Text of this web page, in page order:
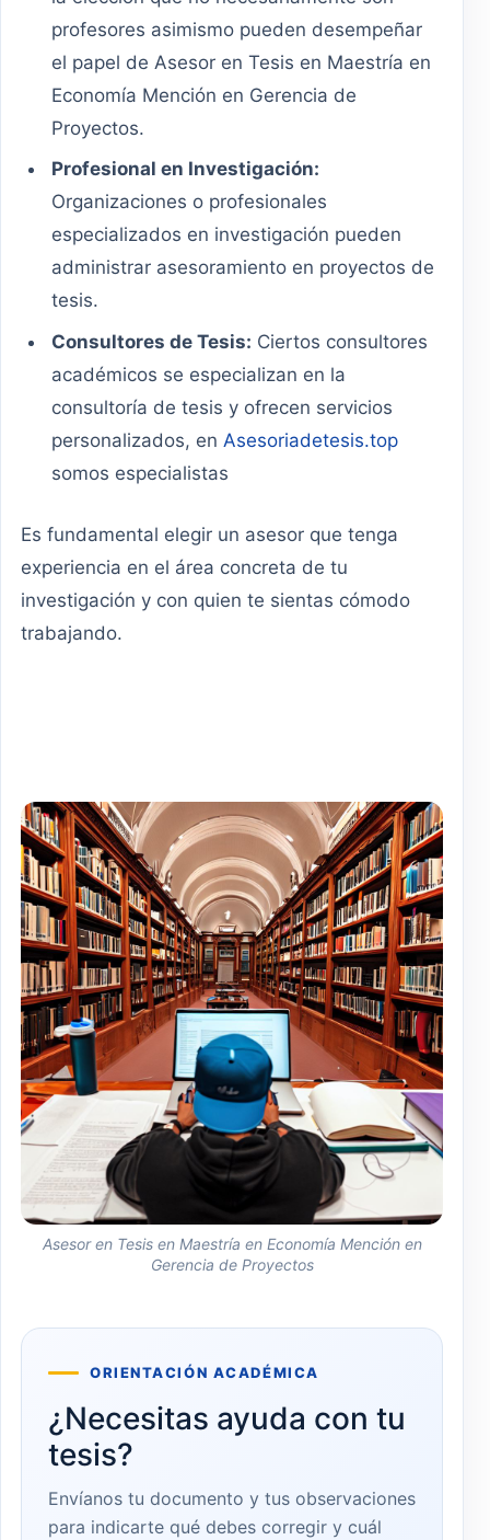
profesores asimismo pueden desempeñar
el papel de Asesor en Tesis en Maestría en
Economía Mención en Gerencia de
Proyectos.
Profesional en Investigación:
Organizaciones o profesionales
especializados en investigación pueden
administrar asesoramiento en proyectos de
tesis.
Consultores de Tesis: Ciertos consultores
académicos se especializan en la
consultoría de tesis y ofrecen servicios
personalizados, enAsesoriadetesis.top
somos especialistas
Es fundamental elegir un asesor que tenga
experiencia en el área concreta de tu
investigación y con quien te sientas cómodo
trabajando.
Asesor en Tesis en Maestría en Economía Mención en
Gerencia de Proyectos
ORIENTACIÓN ACADÉMICA
¿Necesitas ayuda con tu
tesis?
Envíanos tu documento y tus observaciones
para indicarte qué debes corregir y cuál